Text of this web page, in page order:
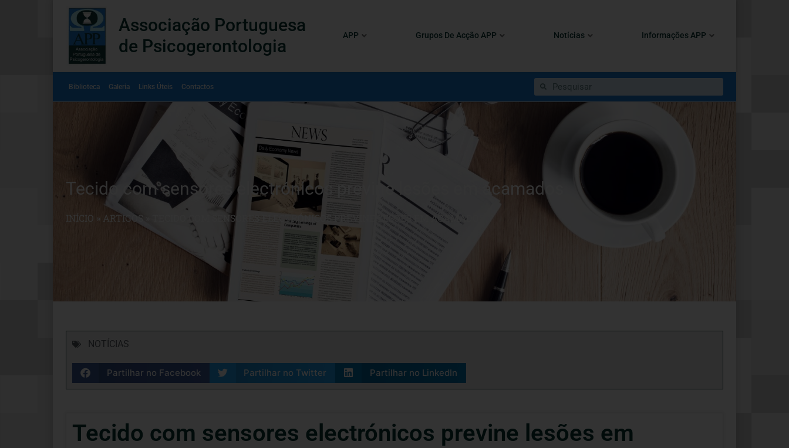
Associação Portuguesa
de Psicogerontologia
APP Grupos De Acção APP Notícias Informações APP
Biblioteca Galeria Links Úteis Contactos
Tecido com sensores electrónicos previne lesões em acamados
INÍCIO » ARTIGOS TECIDO COM SENSORES ELECTRÓNICOS PREVINE LESÕES EM ACAMADOS
NOTÍCIAS
Partilhar no Facebook Partilhar no Twitter Partilhar no LinkedIn
Tecido com sensores electrónicos previne lesões em